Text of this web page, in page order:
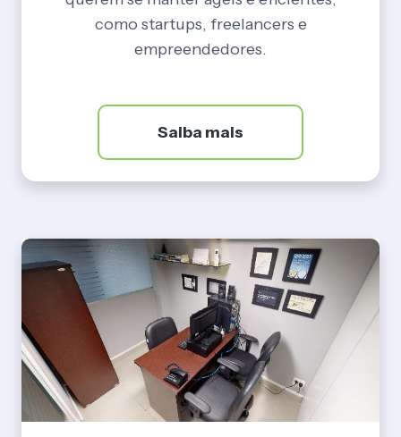
como startups, freelancers e
empreendedores.
Saiba mais